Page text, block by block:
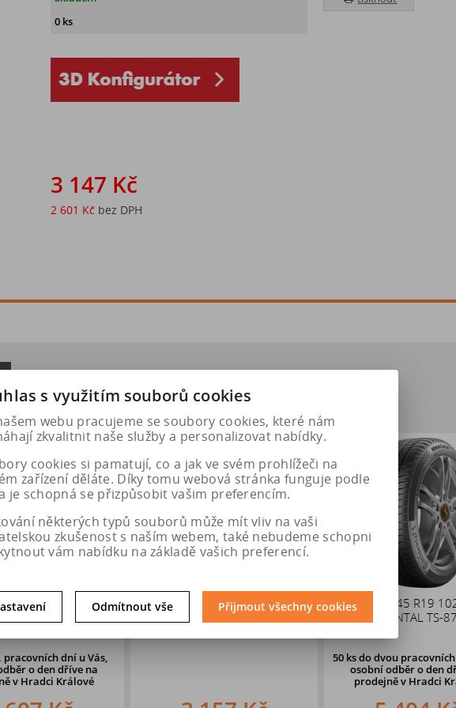
0 ks
3 147 Kč
2 601 Kč bez DPH
NBLUE
dní u Vás,
dříve na
Králové
235/55 R17 103W
CONTINENTAL PREMIUM 6 FR
245/45 R19 102V
CONTINENTAL TS-870 P XL
do dvou pracovních dní u Vás,
osobní odběr o den dřívena
prodejně v Hradci Králové
s využitím souborů cookies
webu pracujeme se soubory cookies, které nám
zkvalitnit naše služby a personalizovat nabídky.
cookies si pamatují, co a jak ve svém prohlížeči na
zařízení děláte. Díky tomu webová stránka funguje podle
je schopná se přizpůsobit vašim preferencím.
některých typů souborů může mít vliv na vaši
zkušenost s naším webem, také nebudeme schopni
vám nabídku na základě vašich preferencí.
Odmítnout vše Přijmout všechny cookies